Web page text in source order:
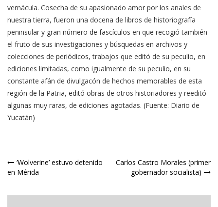
vernácula. Cosecha de su apasionado amor por los anales de
nuestra tierra, fueron una docena de libros de historiografía
peninsular y gran número de fascículos en que recogió también
el fruto de sus investigaciones y búsquedas en archivos y
colecciones de periódicos, trabajos que editó de su peculio, en
ediciones limitadas, como igualmente de su peculio, en su
constante afán de divulgacón de hechos memorables de esta
región de la Patria, editó obras de otros historiadores y reeditó
algunas muy raras, de ediciones agotadas. (Fuente: Diario de
Yucatán)
Navegación
entradas
‘Wolverine’ estuvo detenido
en Mérida
Carlos Castro Morales (primer
gobernador socialista)